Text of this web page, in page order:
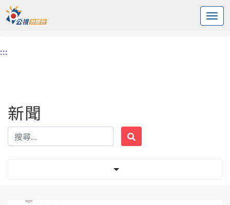
中央內容區塊
頭頁
:::
新聞